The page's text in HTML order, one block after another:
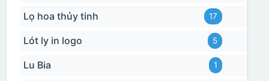
Lọ hoa thủy tinh 17
Lót ly in logo 5
Lu Bia 1